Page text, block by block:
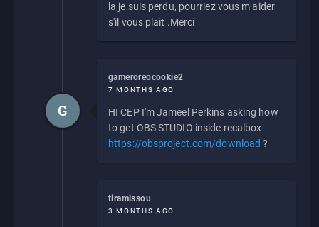
la je suis perdu, pourriez vous m aider
s'il vous plait .Merci
gameroreocookie2
7 MONTHS AGO
HI CEP I'm Jameel Perkins asking how
to get OBS STUDIO inside recalbox
https://obsproject.com/download ?
G
tiramissou
3 MONTHS AGO